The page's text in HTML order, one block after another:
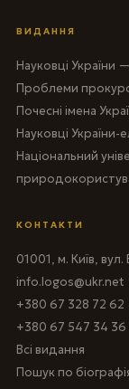
ВИДАННЯ
Науковці України
Проблеми
Почесні імена
Науковці України-
Національний
КОНТАКТИ
01001, м. Київ,
info.logos@ukr.net
+380 67 328 72 62
+380 67 547 34 36
Всі видання
Пошук по